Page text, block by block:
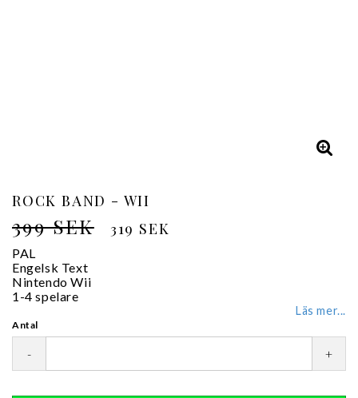
ROCK BAND - WII
399 SEK 319 SEK
PAL
Engelsk Text
Nintendo Wii
1-4 spelare
Läs mer...
Antal
- +